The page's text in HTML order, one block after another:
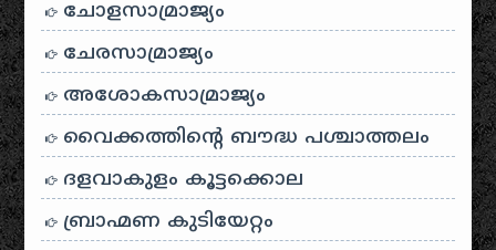
ചോളസാമ്രാജ്യം
ചേരസാമ്രാജ്യം
അശോകസാമ്രാജ്യം
വൈക്കത്തിന്റെ ബൗദ്ധ പശ്ചാത്തലം
ദളവാകുളം കൂട്ടക്കൊല
ബ്രാഹ്മണ കുടിയേറ്റം